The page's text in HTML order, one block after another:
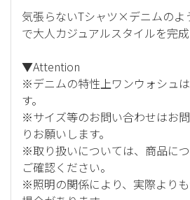
気張らないTシャツ×デニムのよ
で大人カジュアルスタイルを完成
▼Attention
※デニムの特性上ワンウォシュ
す。
※サイズ等のお問い合わせはお
りお願いします。
※取り扱いについては、商品に
ご確認ください。
※照明の関係により、実際より